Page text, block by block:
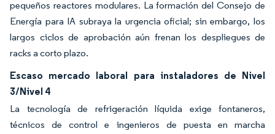
pequeños reactores modulares. La formación del Consejo de
Energía para IA subraya la urgencia oficial; sin embargo, los
largos ciclos de aprobación aún frenan los despliegues de
racks a corto plazo.
Escaso mercado laboral para instaladores de Nivel
3/Nivel 4
La tecnología de refrigeración líquida exige fontaneros,
técnicos de control e ingenieros de puesta en marcha